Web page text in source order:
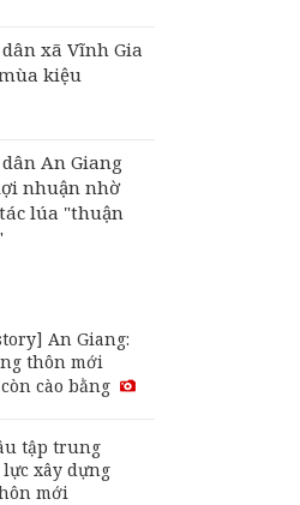
xã Vĩnh Gia
kiệu
An Giang
nhuận nhờ
lúa "thuận
An Giang:
thôn mới
cào bằng
tập trung
xây dựng
mới